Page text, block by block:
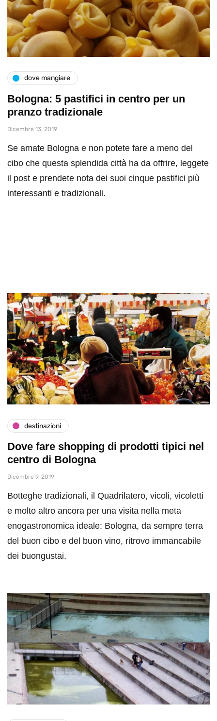
dove mangiare
Bologna: 5 pastifici in centro per un
pranzo tradizionale
Dicembre 13, 2019
Se amate Bologna e non potete fare a meno del
cibo che questa splendida città ha da offrire, leggete
il post e prendete nota dei suoi cinque pastifici più
interessanti e tradizionali.
destinazioni
Dove fare shopping di prodotti tipici nel
centro di Bologna
Dicembre 9, 2019
Botteghe tradizionali, il Quadrilatero, vicoli, vicoletti
e molto altro ancora per una visita nella meta
enogastronomica ideale: Bologna, da sempre terra
del buon cibo e del buon vino, ritrovo immancabile
dei buongustai.